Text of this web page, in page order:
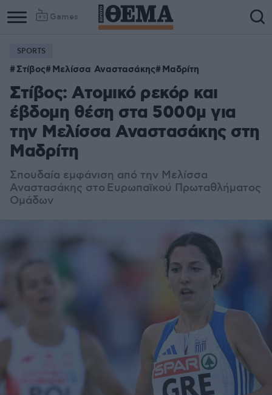
Games
Column
1
Column
2
SPORTS
Στίβος Μελίσσα Αναστασάκης Μαδρίτη
Στίβος: Ατομικό ρεκόρ και
έβδομη θέση στα 5000μ για
την Μελίσσα Αναστασάκης στη
Μαδρίτη
Σπουδαία εμφάνιση από την Μελίσσα
Αναστασάκης στο Ευρωπαϊκού Πρωταθλήματος
Ομάδων